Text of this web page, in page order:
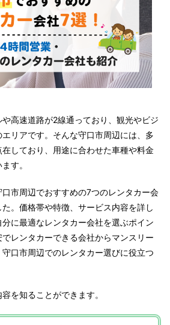
高速道路が2線通っており、観光やビジ
リアです。そんな守口市周辺には、多
しており、用途に合わせた車種や料金
す。
市周辺でおすすめの7つのレンタカー会
。 価格帯や特徴、サービス内容を詳し
に最適なレンタカー会社を選ぶポイン
でレンタカーできる会社からマンスリー
口市周辺でのレンタカー選びに役立つ
を知ることができます。